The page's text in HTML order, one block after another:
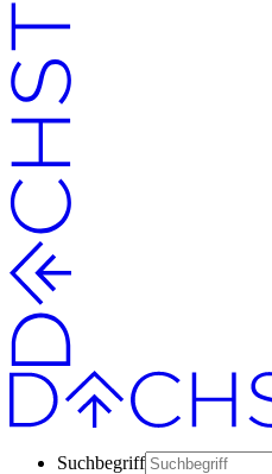
Suchbegriff